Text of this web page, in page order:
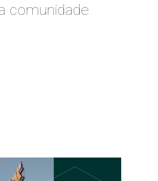
comunidade